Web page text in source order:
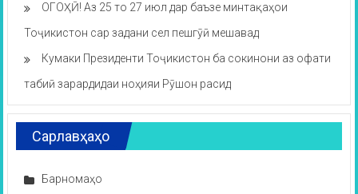
ОГОҲӢ! Аз 25 то 27 июл дар баъзе минтақаҳои
Тоҷикистон сар задани сел пешгӯӣ мешавад
Кумаки Президенти Тоҷикистон ба сокинони аз офати
табиӣ зарардидаи ноҳияи Рӯшон расид
Сарлавҳаҳо
Барномаҳо